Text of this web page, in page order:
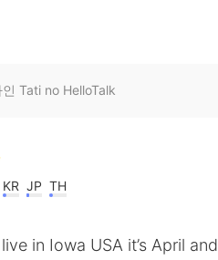
Tati no HelloTalk
KR JP TH
in Iowa USA it’s April